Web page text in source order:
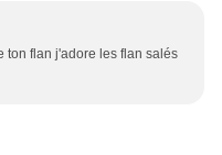
ton flan j'adore les flan salés